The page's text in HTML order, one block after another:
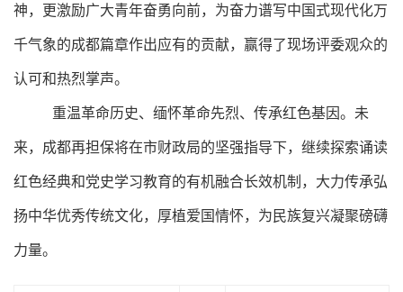
神，更激励广大青年奋勇向前，为奋力谱写中国式现代化万
千气象的成都篇章作出应有的贡献，赢得了现场评委观众的
认可和热烈掌声。
重温革命历史、缅怀革命先烈、传承红色基因。未
来，成都再担保将在市财政局的坚强指导下，继续探索诵读
红色经典和党史学习教育的有机融合长效机制，大力传承弘
扬中华优秀传统文化，厚植爱国情怀，为民族复兴凝聚磅礴
力量。